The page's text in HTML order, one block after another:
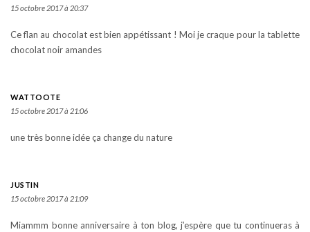
15 octobre 2017 à 20:37
Ce flan au chocolat est bien appétissant ! Moi je craque pour la tablette
chocolat noir amandes
WATTOOTE
15 octobre 2017 à 21:06
une très bonne idée ça change du nature
JUSTIN
15 octobre 2017 à 21:09
Miammm bonne anniversaire à ton blog, j’espère que tu continueras à